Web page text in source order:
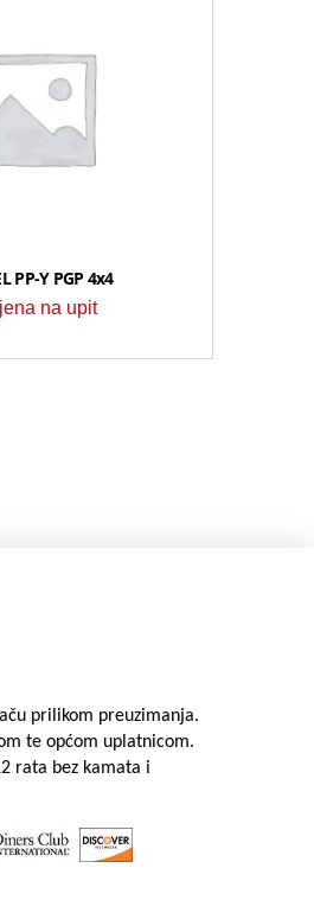
PP-Y PGP 4x4
na upit
prilikom preuzimanja.
te općom uplatnicom.
rata bez kamata i